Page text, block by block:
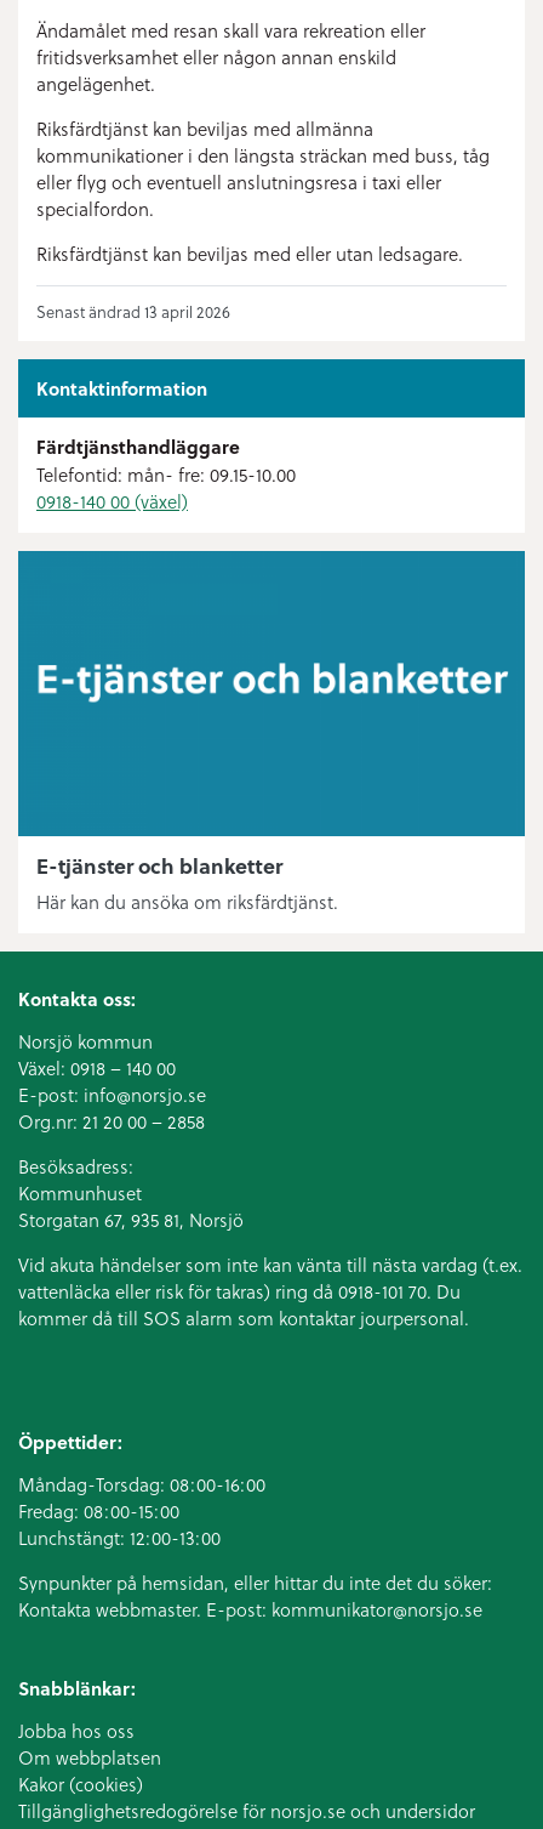
Ändamålet med resan skall vara rekreation eller
fritidsverksamhet eller någon annan enskild
angelägenhet.
Riksfärdtjänst kan beviljas med allmänna
kommunikationer i den längsta sträckan med buss, tåg
eller flyg och eventuell anslutningsresa i taxi eller
specialfordon.
Riksfärdtjänst kan beviljas med eller utan ledsagare.
Senast ändrad 13 april 2026
Kontaktinformation
Färdtjänsthandläggare
Telefontid: mån- fre: 09.15-10.00
0918-140 00 (växel)
E-tjänster och blanketter
Här kan du ansöka om riksfärdtjänst.
Kontakta oss:
Norsjö kommun
Växel: 0918 – 140 00
E-post: info@norsjo.se
Org.nr: 21 20 00 – 2858
Besöksadress:
Kommunhuset
Storgatan 67, 935 81, Norsjö
Vid akuta händelser som inte kan vänta till nästa vardag (t.ex.
vattenläcka eller risk för takras) ring då 0918-101 70. Du
kommer då till SOS alarm som kontaktar jourpersonal.
Öppettider:
Måndag-Torsdag: 08:00-16:00
Fredag: 08:00-15:00
Lunchstängt: 12:00-13:00
Synpunkter på hemsidan, eller hittar du inte det du söker:
Kontakta webbmaster. E-post: kommunikator@norsjo.se
Snabblänkar:
Jobba hos oss
Om webbplatsen
Kakor (cookies)
Tillgänglighetsredogörelse för norsjo.se och undersidor